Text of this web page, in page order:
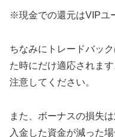
※現金での還元はVIPユ
ちなみにトレードバッ
た時にだけ適応されま
注意してください。
また、ボーナスの損失
入金した資金が減った